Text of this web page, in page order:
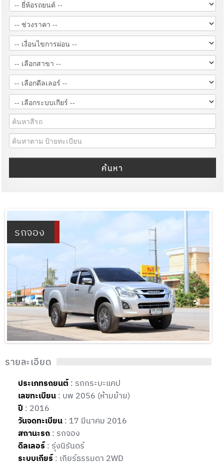
ค้นหา
รถจอง
รายละเอียด
ประเภทรถยนต์: รถกระบะแคป
เลขทะเบียน : บพ 2056 (ห้ามย้าย)
ปี : 2016
วันจดทะเบียน : 17 มีนาคม 2016
สถานะรถ : รถจอง
ดีลเลอร์: รุ่งนิรันดร์
ระบบเกียร์: เกียร์ธรรมดา 2WD